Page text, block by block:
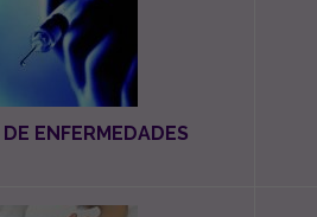
ENFERMEDADES